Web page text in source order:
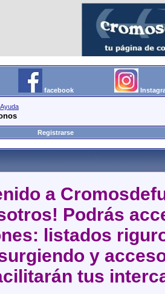
facebook
Ayuda
Registrarse
a
Podrás
listados
y
tus